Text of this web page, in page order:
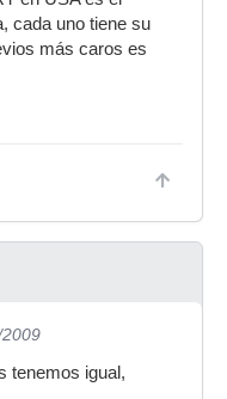
es muy facilmente
cascos y os
estoy
vendi el VTB1,
yo (el
mismo antes, y
cada uno tiene su
más caros es
tenemos igual,